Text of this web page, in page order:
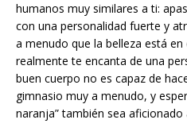
humanos muy similares a ti:
con una personalidad fuerte y
a menudo que la belleza está
realmente te encanta de una
buen cuerpo no es capaz de
gimnasio muy a menudo, y
naranja” también sea aficionado